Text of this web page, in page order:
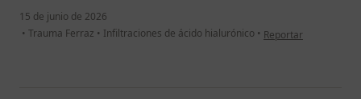
15 de junio de 2026
• Trauma Ferraz • Infiltraciones de ácido hialurónico • en opinión del
Reportar